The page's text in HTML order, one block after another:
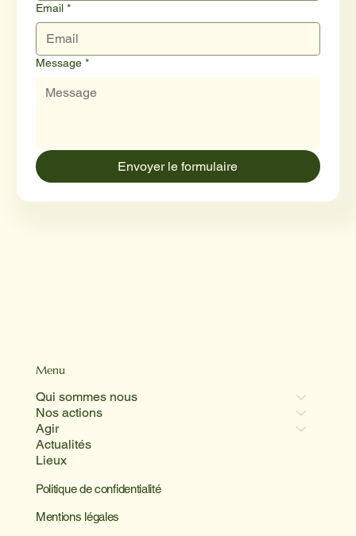
Menu
Qui sommes nous
Nos actions
Agir
Actualités
Lieux
Politique de confidentialité
Mentions légales
Email *
Message *
Envoyer le formulaire